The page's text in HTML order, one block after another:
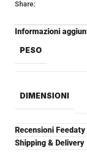
Share:
Informazioni
PESO
DIMENSIONI
Recensioni Feedaty
Shipping & Delivery